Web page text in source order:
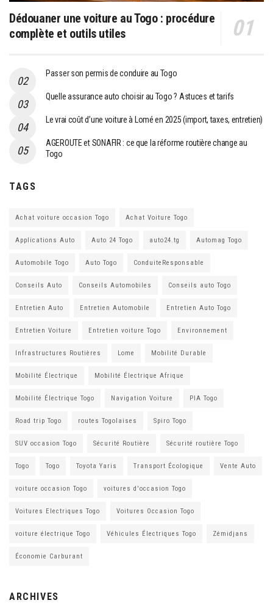
Dédouaner une voiture au Togo : procédure
complète et outils utiles
Passer son permis de conduire au Togo
Quelle assurance auto choisir au Togo ? Astuces et tarifs
Le vrai coût d’une voiture à Lomé en 2025 (import, taxes, entretien)
AGEROUTE et SONAFIR : ce que la réforme routière change au
Togo
TAGS
Achat voiture occasion Togo Achat Voiture Togo
Applications Auto Auto 24 Togo auto24.tg Automag Togo
Automobile Togo Auto Togo ConduiteResponsable
Conseils Auto Conseils Automobiles Conseils auto Togo
Entretien Auto Entretien Automobile Entretien Auto Togo
Entretien Voiture Entretien voiture Togo Environnement
Infrastructures Routières Lome Mobilité Durable
Mobilité Électrique Mobilité Électrique Afrique
Mobilité Électrique Togo Navigation Voiture PIA Togo
Road trip Togo routes Togolaises Spiro Togo
SUV occasion Togo Sécurité Routière Sécurité routière Togo
Togo Togo Toyota Yaris Transport Écologique Vente Auto
voiture occasion Togo voitures d'occasion Togo
Voitures Electriques Togo Voitures Occasion Togo
voiture électrique Togo Véhicules Électriques Togo Zémidjans
Économie Carburant
ARCHIVES